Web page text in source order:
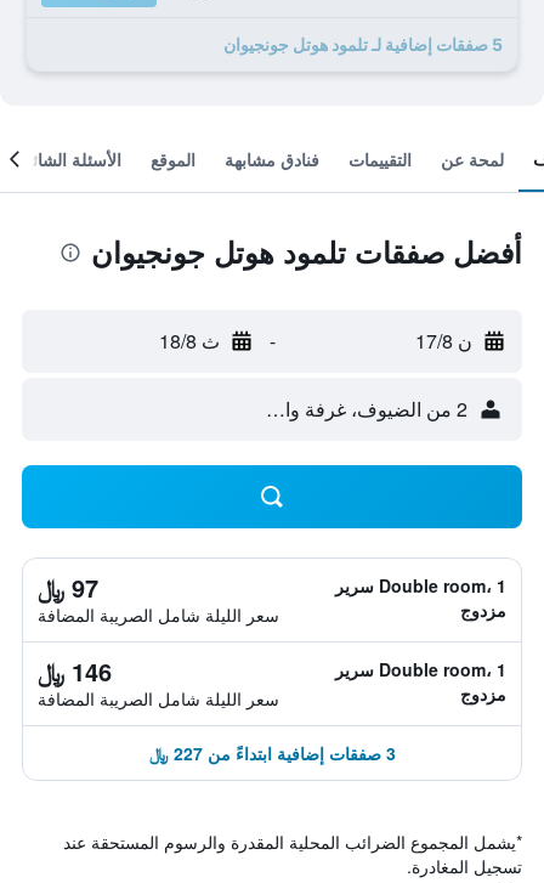
5 صفقات إضافية لـ تلمود هوتل جونجيوان
لمحة عن التقييمات فنادق مشابهة الموقع الأسئلة الشائعة
أفضل صفقات تلمود هوتل جونجيوان
ن 17/8 - ث 18/8
2 من الضيوف، غرفة واحدة
Double room، 1 سرير
مزدوج
97 ﷼
سعر الليلة شامل الصريبة المضافة
Double room، 1 سرير
مزدوج
146 ﷼
سعر الليلة شامل الصريبة المضافة
3 صفقات إضافية ابتداءً من 227 ﷼
*يشمل المجموع الضرائب المحلية المقدرة والرسوم المستحقة عند
تسجيل المغادرة.